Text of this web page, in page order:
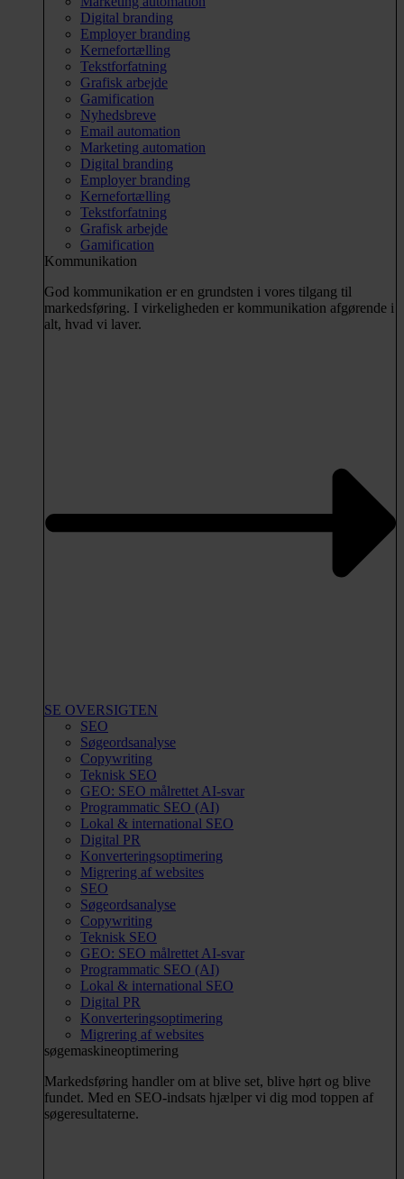
Digital branding
Employer branding
Kernefortælling
Tekstforfatning
Grafisk arbejde
Gamification
Nyhedsbreve
Email automation
Marketing automation
Digital branding
Employer branding
Kernefortælling
Tekstforfatning
Grafisk arbejde
Gamification
Kommunikation
God kommunikation er en grundsten i vores tilgang til
markedsføring. I virkeligheden er kommunikation afgørende i
alt, hvad vi laver.
SE OVERSIGTEN
SEO
Søgeordsanalyse
Copywriting
Teknisk SEO
GEO: SEO målrettet AI-svar
Programmatic SEO (AI)
Lokal & international SEO
Digital PR
Konverteringsoptimering
Migrering af websites
SEO
Søgeordsanalyse
Copywriting
Teknisk SEO
GEO: SEO målrettet AI-svar
Programmatic SEO (AI)
Lokal & international SEO
Digital PR
Konverteringsoptimering
Migrering af websites
søgemaskineoptimering
Markedsføring handler om at blive set, blive hørt og blive
fundet. Med en SEO-indsats hjælper vi dig mod toppen af
søgeresultaterne.